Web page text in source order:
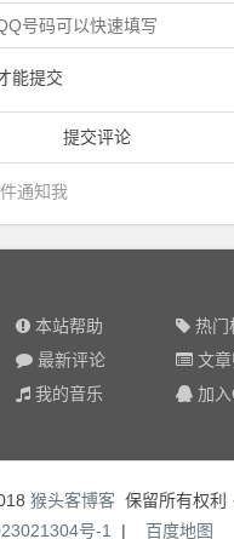
能提交
通知我
本站帮助
热门
最新评论
文章
我的音乐 加入
猴头客博客保留所有权利 ·
号-1
| 百度地图